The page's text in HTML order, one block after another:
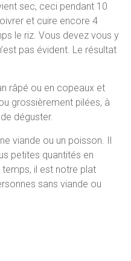
sec, ceci pendant 10
et cuire encore 4
le riz. Vous devez vous y
pas évident. Le résultat
râpé ou en copeaux et
grossièrement pilées, à
déguster.
viande ou un poisson. Il
petites quantités en
temps, il est notre plat
sans viande ou